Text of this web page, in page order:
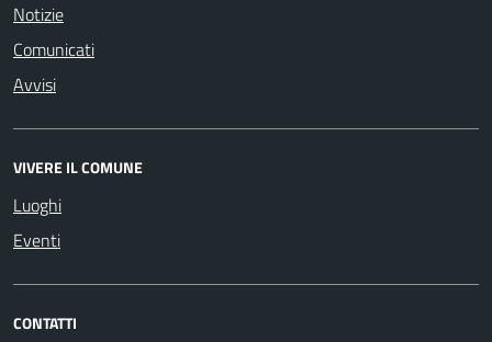
Notizie
Comunicati
Avvisi
VIVERE IL COMUNE
Luoghi
Eventi
CONTATTI